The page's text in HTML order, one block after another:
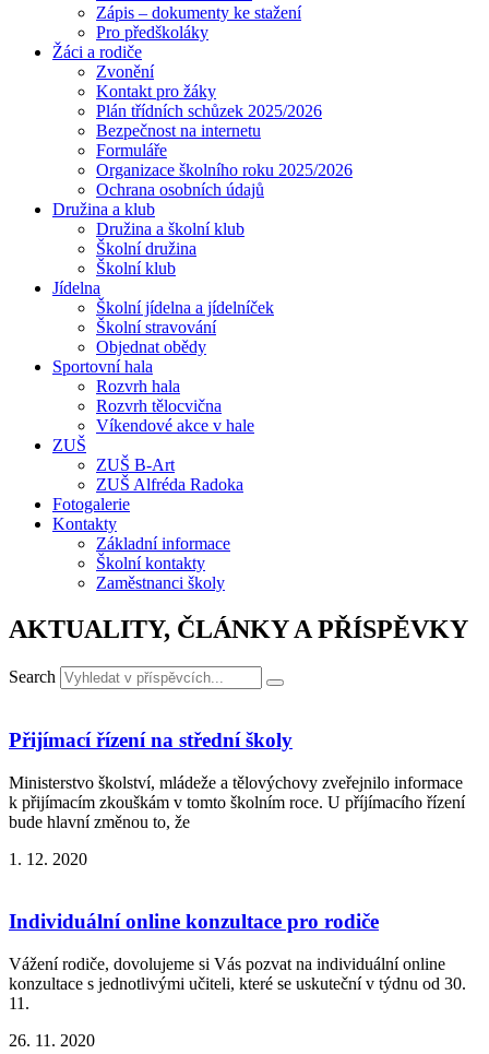
Zápis – dokumenty ke stažení
Pro předškoláky
Žáci a rodiče
Zvonění
Kontakt pro žáky
Plán třídních schůzek 2025/2026
Bezpečnost na internetu
Formuláře
Organizace školního roku 2025/2026
Ochrana osobních údajů
Družina a klub
Družina a školní klub
Školní družina
Školní klub
Jídelna
Školní jídelna a jídelníček
Školní stravování
Objednat obědy
Sportovní hala
Rozvrh hala
Rozvrh tělocvična
Víkendové akce v hale
ZUŠ
ZUŠ B-Art
ZUŠ Alfréda Radoka
Fotogalerie
Kontakty
Základní informace
Školní kontakty
Zaměstnanci školy
AKTUALITY, ČLÁNKY A PŘÍSPĚVKY
Search
Přijímací řízení na střední školy
Ministerstvo školství, mládeže a tělovýchovy zveřejnilo informace
k přijímacím zkouškám v tomto školním roce. U příjímacího řízení
bude hlavní změnou to, že
1. 12. 2020
Individuální online konzultace pro rodiče
Vážení rodiče, dovolujeme si Vás pozvat na individuální online
konzultace s jednotlivými učiteli, které se uskuteční v týdnu od 30.
11.
26. 11. 2020